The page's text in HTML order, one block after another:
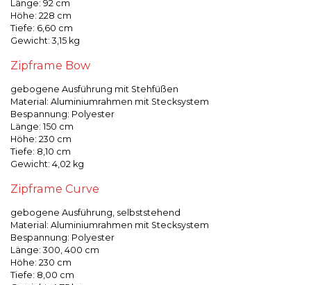
Länge: 92 cm
Höhe: 228 cm
Tiefe: 6,60 cm
Gewicht: 3,15 kg
Zipframe Bow
gebogene Ausführung mit Stehfüßen
Material: Aluminiumrahmen mit Stecksystem
Bespannung: Polyester
Länge: 150 cm
Höhe: 230 cm
Tiefe: 8,10 cm
Gewicht: 4,02 kg
Zipframe Curve
gebogene Ausführung, selbststehend
Material: Aluminiumrahmen mit Stecksystem
Bespannung: Polyester
Länge: 300, 400 cm
Höhe: 230 cm
Tiefe: 8,00 cm